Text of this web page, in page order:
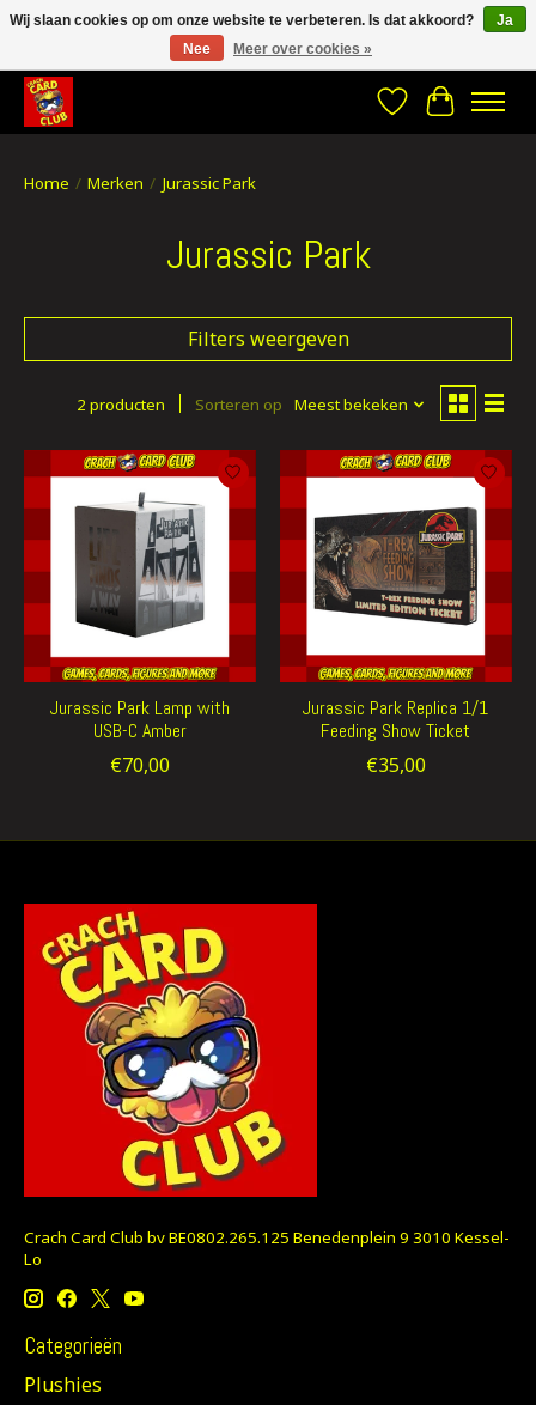
CRACH CARD CLUB , The best place to Geek out!
Verlanglijst
Home / Merken / Jurassic Park
Jurassic Park
Filters weergeven
2 producten Sorteren op Meest bekeken
Jurassic Park Lamp with
USB-C Amber
€70,00
Jurassic Park Replica 1/1
Feeding Show Ticket
€35,00
Crach Card Club bv BE0802.265.125 Benedenplein 9 3010 Kessel-
Lo
Categorieën
Plushies
Wij slaan cookies op om onze website te verbeteren. Is dat akkoord?
Ja
Nee
Meer over cookies »